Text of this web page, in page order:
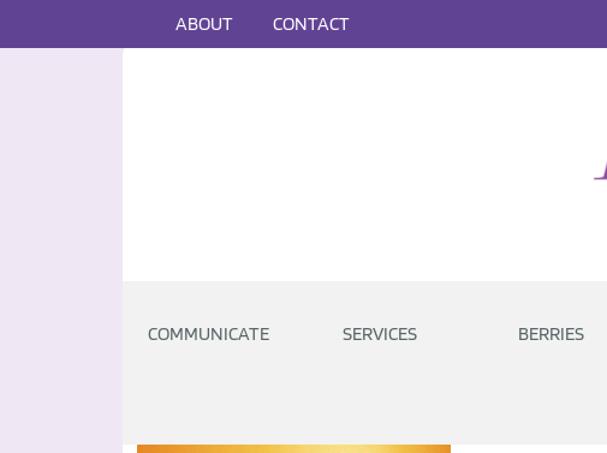
ABOUT CONTACT
COMMUNICATE SERVICES BERRIES